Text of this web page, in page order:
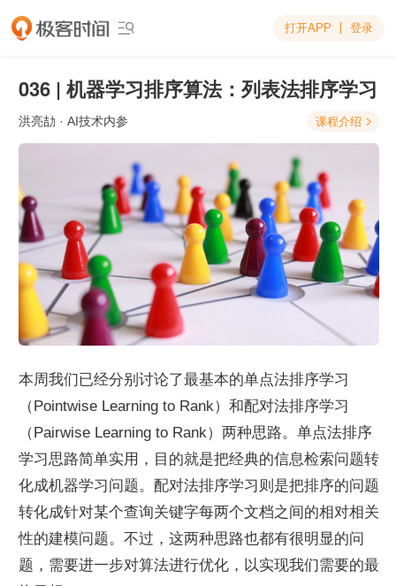
 打开APP 登录
036 | 机器学习排序算法：列表法排序学习
洪亮劼 · AI技术内参 课程介绍 
本周我们已经分别讨论了最基本的单点法排序学习
（Pointwise Learning to Rank）和配对法排序学习
（Pairwise Learning to Rank）两种思路。单点法排序
学习思路简单实用，目的就是把经典的信息检索问题转
化成机器学习问题。配对法排序学习则是把排序的问题
转化成针对某个查询关键字每两个文档之间的相对相关
性的建模问题。不过，这两种思路也都有很明显的问
题，需要进一步对算法进行优化，以实现我们需要的最